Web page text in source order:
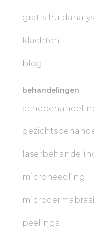
gratis
klachten
blog
behandelingen
microneedling
peelings